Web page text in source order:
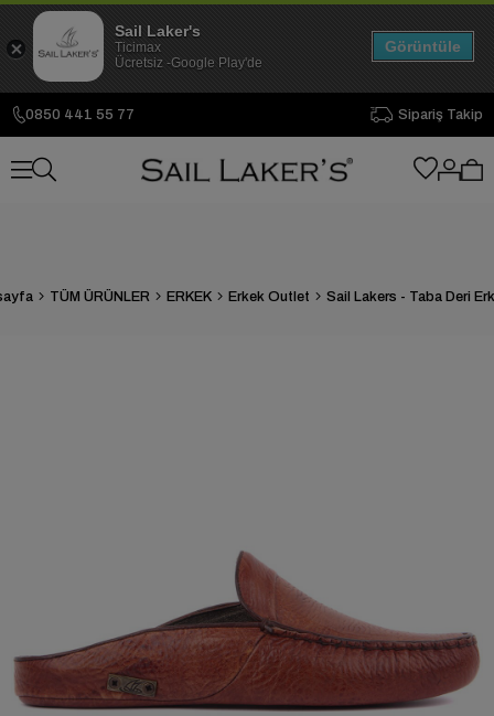
0850 441 55 77 Sipariş Takip
TÜM ÜRÜNLER ERKEK Erkek Outlet
Sail Laker's
Ticimax
Ücretsiz -Google Play'de
Görüntüle